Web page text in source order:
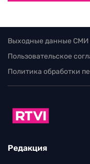
Выходные данные СМИ
Пользовательское
Политика обработки
Редакция